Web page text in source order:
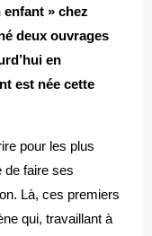
enfant » chez
deux ouvrages
en
est née cette
pour les plus
de faire ses
Là, ces premiers
qui, travaillant à